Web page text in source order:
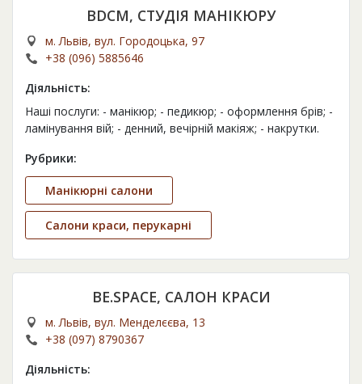
BDCM, СТУДІЯ МАНІКЮРУ
м. Львів, вул. Городоцька, 97
+38 (096) 5885646
Діяльність:
Наші послуги: - манікюр; - педикюр; - оформлення брів; -
ламінування вій; - денний, вечірній макіяж; - накрутки.
Рубрики:
Манікюрні салони
Салони краси, перукарні
BE.SPACE, САЛОН КРАСИ
м. Львів, вул. Менделєєва, 13
+38 (097) 8790367
Діяльність: